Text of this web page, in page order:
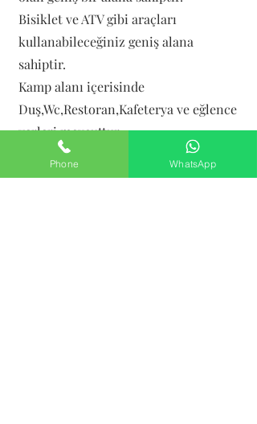
Bisiklet ve ATV gibi araçları
kullanabileceğiniz geniş alana
sahiptir.
Kamp alanı içerisinde
Duş,Wc,Restoran,Kafeterya ve eğlence
yerleri mevcuttur.
Phone WhatsApp